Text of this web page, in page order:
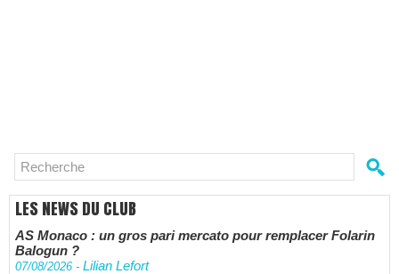
LES NEWS DU CLUB
AS Monaco : un gros pari mercato pour remplacer Folarin
Balogun ?
07/08/2026 - Lilian Lefort